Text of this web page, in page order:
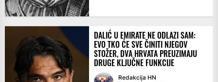
DALIĆ U EMIRATE NE ODLAZI SAM:
EVO TKO ĆE SVE ČINITI NJEGOV
STOŽER, DVA HRVATA PREUZIMAJU
DRUGE KLJUČNE FUNKCIJE
Redakcija HN